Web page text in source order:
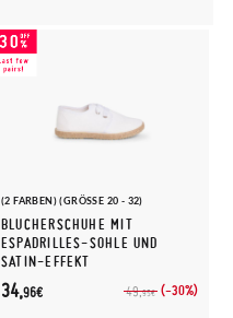
(2 FARBEN) (GRÖSSE 20 - 32)
BLUCHERSCHUHE MIT
ESPADRILLES-SOHLE UND
SATIN-EFFEKT
49,95€ (-30%)
34,96€